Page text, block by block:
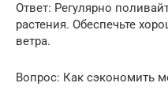
Ответ: Регулярно
растения. Обеспечьте
ветра.
Вопрос: Как сэкономить